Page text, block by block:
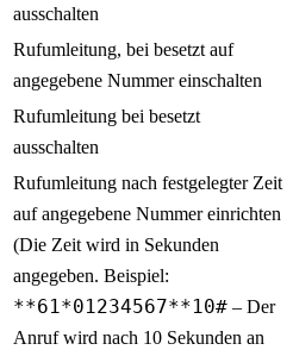
ausschalten
Rufumleitung, bei besetzt auf
angegebene Nummer einschalten
Rufumleitung bei besetzt
ausschalten
Rufumleitung nach festgelegter Zeit
auf angegebene Nummer einrichten
(Die Zeit wird in Sekunden
angegeben. Beispiel:
**61*01234567**10# – Der
Anruf wird nach 10 Sekunden an